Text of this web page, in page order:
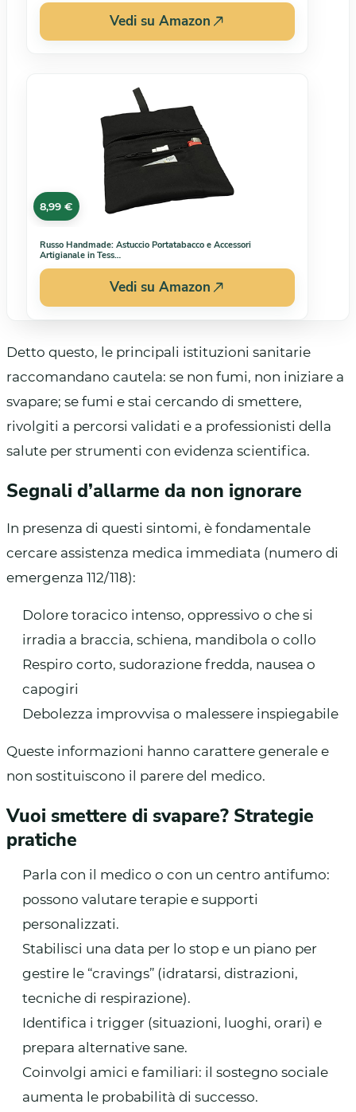
Vedi su Amazon
8,99 €
Russo Handmade: Astuccio Portatabacco e Accessori
Artigianale in Tess…
Vedi su Amazon
Detto questo, le principali istituzioni sanitarie
raccomandano cautela: se non fumi, non iniziare a
svapare; se fumi e stai cercando di smettere,
rivolgiti a percorsi validati e a professionisti della
salute per strumenti con evidenza scientifica.
Segnali d’allarme da non ignorare
In presenza di questi sintomi, è fondamentale
cercare assistenza medica immediata (numero di
emergenza 112/118):
Dolore toracico intenso, oppressivo o che si
irradia a braccia, schiena, mandibola o collo
Respiro corto, sudorazione fredda, nausea o
capogiri
Debolezza improvvisa o malessere inspiegabile
Queste informazioni hanno carattere generale e
non sostituiscono il parere del medico.
Vuoi smettere di svapare? Strategie
pratiche
Parla con il medico o con un centro antifumo:
possono valutare terapie e supporti
personalizzati.
Stabilisci una data per lo stop e un piano per
gestire le “cravings” (idratarsi, distrazioni,
tecniche di respirazione).
Identifica i trigger (situazioni, luoghi, orari) e
prepara alternative sane.
Coinvolgi amici e familiari: il sostegno sociale
aumenta le probabilità di successo.